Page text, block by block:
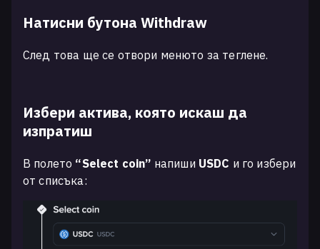
Натисни бутона Withdraw
След това ще се отвори менюто за теглене.
Избери актива, която искаш да
изпратиш
В полето “Select coin” напиши USDC и го избери
от списъка: